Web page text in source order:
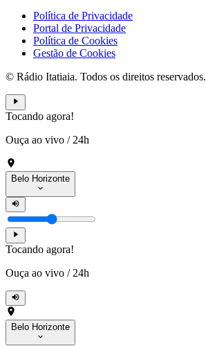
Política de Privacidade
Portal de Privacidade
Política de Cookies
Gestão de Cookies
© Rádio Itatiaia. Todos os direitos reservados.
Tocando agora!
Ouça ao vivo / 24h
Belo Horizonte
Tocando agora!
Ouça ao vivo / 24h
Belo Horizonte